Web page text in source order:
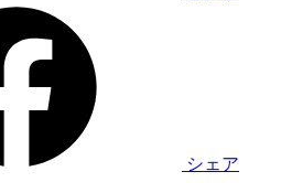
シェア